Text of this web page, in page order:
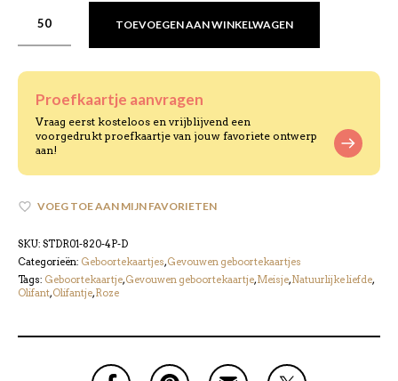
TOEVOEGEN AAN WINKELWAGEN
Proefkaartje aanvragen
Vraag eerst kosteloos en vrijblijvend een
voorgedrukt proefkaartje van jouw favoriete ontwerp
aan!
VOEG TOE AAN MIJN FAVORIETEN
SKU: STDR01-820-4P-D
Categorieën: Geboortekaartjes,Gevouwen geboortekaartjes
Tags: Geboortekaartje,Gevouwen geboortekaartje,Meisje,Natuurlijke liefde,
Olifant,Olifantje,Roze